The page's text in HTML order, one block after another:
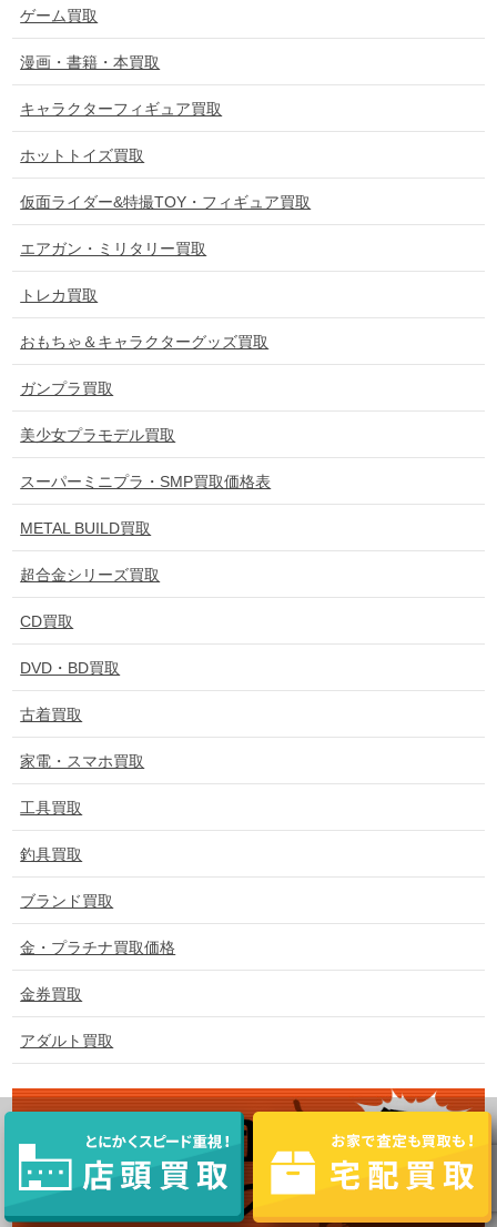
ゲーム買取
漫画・書籍・本買取
キャラクターフィギュア買取
ホットトイズ買取
仮面ライダー&特撮TOY・フィギュア買取
エアガン・ミリタリー買取
トレカ買取
おもちゃ＆キャラクターグッズ買取
ガンプラ買取
美少女プラモデル買取
スーパーミニプラ・SMP買取価格表
METAL BUILD買取
超合金シリーズ買取
CD買取
DVD・BD買取
古着買取
家電・スマホ買取
工具買取
釣具買取
ブランド買取
金・プラチナ買取価格
金券買取
アダルト買取